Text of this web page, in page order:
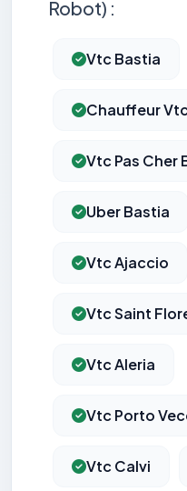
Robot) :
Vtc Bastia
Chauffeur
Vtc Pas Cher
Uber Bastia
Vtc Ajaccio
Vtc Saint
Vtc Aleria
Vtc Porto
Vtc Calvi